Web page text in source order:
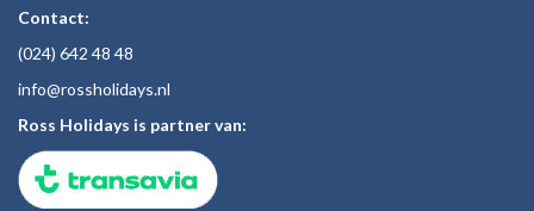
Contact:
(024) 642 48 48
info@rossholidays.nl
Ross Holidays is partner van: